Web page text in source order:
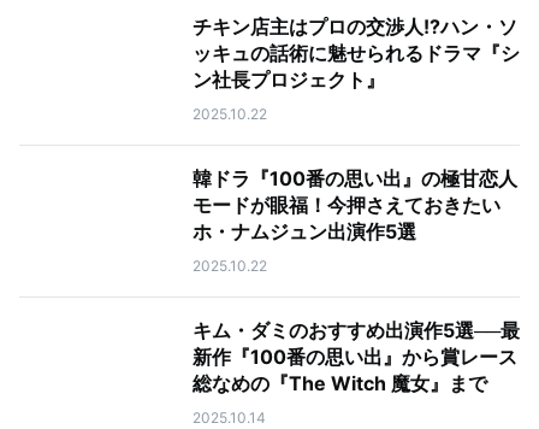
チキン店主はプロの交渉人!?ハン・ソ
ッキュの話術に魅せられるドラマ『シ
ン社長プロジェクト』
2025.10.22
韓ドラ『100番の思い出』の極甘恋人
モードが眼福！今押さえておきたい
ホ・ナムジュン出演作5選
2025.10.22
キム・ダミのおすすめ出演作5選──最
新作『100番の思い出』から賞レース
総なめの『The Witch 魔女』まで
2025.10.14